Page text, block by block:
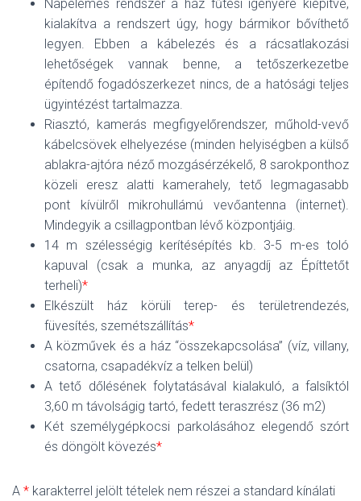
Napelemes rendszer a ház fűtési igényére kiépítve,
kialakítva a rendszert úgy, hogy bármikor bővíthető
legyen. Ebben a kábelezés és a rácsatlakozási
lehetőségek vannak benne, a tetőszerkezetbe
építendő fogadószerkezet nincs, de a hatósági teljes
ügyintézést tartalmazza.
Riasztó, kamerás megfigyelőrendszer, műhold-vevő
kábelcsövek elhelyezése (minden helyiségben a külső
ablakra-ajtóra néző mozgásérzékelő, 8 sarokponthoz
közeli eresz alatti kamerahely, tető legmagasabb
pont kívülről mikrohullámú vevőantenna (internet).
Mindegyik a csillagpontban lévő központjáig.
14 m szélességig kerítésépítés kb. 3-5 m-es toló
kapuval (csak a munka, az anyagdíj az Építtetőt
terheli)*
Elkészült ház körüli terep- és területrendezés,
füvesítés, szemétszállítás*
A közművek és a ház “összekapcsolása” (víz, villany,
csatorna, csapadékvíz a telken belül)
A tető dőlésének folytatásával kialakuló, a falsíktól
3,60 m távolságig tartó, fedett teraszrész (36 m2)
Két személygépkocsi parkolásához elegendő szórt
és döngölt kövezés*
A * karakterrel jelölt tételek nem részei a standard kínálati